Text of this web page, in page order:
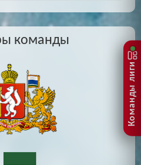
команды
Команды лиги